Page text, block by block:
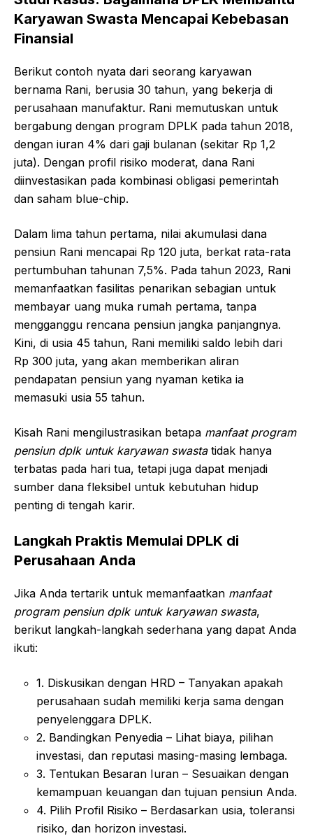
Karyawan Swasta Mencapai Kebebasan
Finansial
Berikut contoh nyata dari seorang karyawan
bernama Rani, berusia 30 tahun, yang bekerja di
perusahaan manufaktur. Rani memutuskan untuk
bergabung dengan program DPLK pada tahun 2018,
dengan iuran 4% dari gaji bulanan (sekitar Rp 1,2
juta). Dengan profil risiko moderat, dana Rani
diinvestasikan pada kombinasi obligasi pemerintah
dan saham blue-chip.
Dalam lima tahun pertama, nilai akumulasi dana
pensiun Rani mencapai Rp 120 juta, berkat rata-rata
pertumbuhan tahunan 7,5%. Pada tahun 2023, Rani
memanfaatkan fasilitas penarikan sebagian untuk
membayar uang muka rumah pertama, tanpa
mengganggu rencana pensiun jangka panjangnya.
Kini, di usia 45 tahun, Rani memiliki saldo lebih dari
Rp 300 juta, yang akan memberikan aliran
pendapatan pensiun yang nyaman ketika ia
memasuki usia 55 tahun.
Kisah Rani mengilustrasikan betapa manfaat program
pensiun dplk untuk karyawan swastatidak hanya
terbatas pada hari tua, tetapi juga dapat menjadi
sumber dana fleksibel untuk kebutuhan hidup
penting di tengah karir.
Langkah Praktis Memulai DPLK di
Perusahaan Anda
Jika Anda tertarik untuk memanfaatkan manfaat
program pensiun dplk untuk karyawan swasta,
berikut langkah-langkah sederhana yang dapat Anda
ikuti:
1. Diskusikan dengan HRD – Tanyakan apakah
perusahaan sudah memiliki kerja sama dengan
penyelenggara DPLK.
2. Bandingkan Penyedia – Lihat biaya, pilihan
investasi, dan reputasi masing-masing lembaga.
3. Tentukan Besaran Iuran – Sesuaikan dengan
kemampuan keuangan dan tujuan pensiun Anda.
4. Pilih Profil Risiko – Berdasarkan usia, toleransi
risiko, dan horizon investasi.